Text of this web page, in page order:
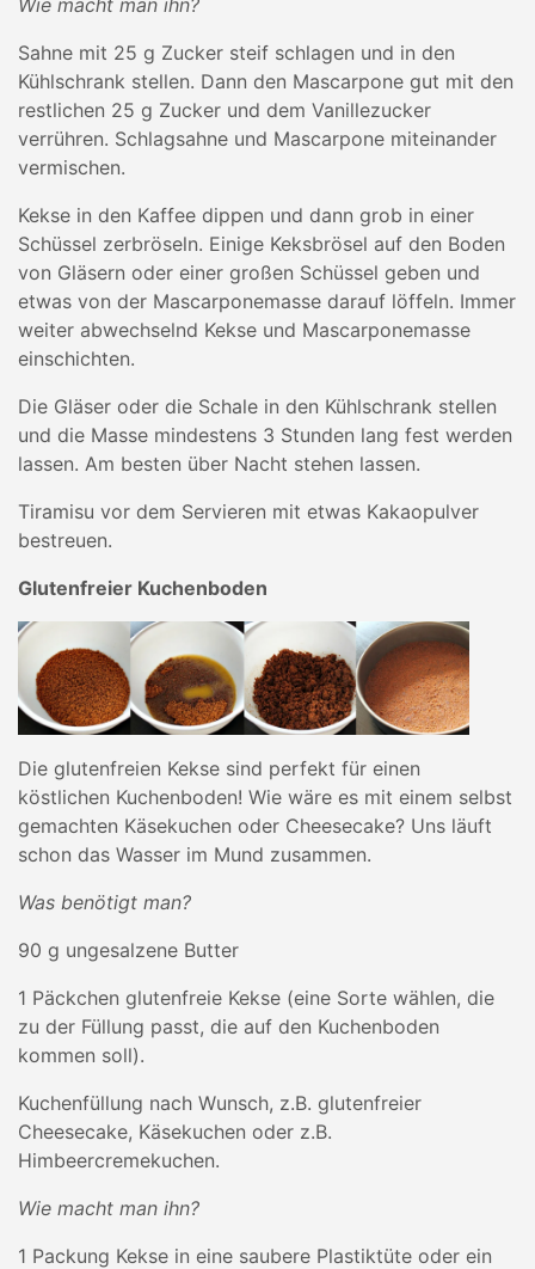
Wie macht man ihn?
Sahne mit 25 g Zucker steif schlagen und in den
Kühlschrank stellen. Dann den Mascarpone gut mit den
restlichen 25 g Zucker und dem Vanillezucker
verrühren. Schlagsahne und Mascarpone miteinander
vermischen.
Kekse in den Kaffee dippen und dann grob in einer
Schüssel zerbröseln. Einige Keksbrösel auf den Boden
von Gläsern oder einer großen Schüssel geben und
etwas von der Mascarponemasse darauf löffeln. Immer
weiter abwechselnd Kekse und Mascarponemasse
einschichten.
Die Gläser oder die Schale in den Kühlschrank stellen
und die Masse mindestens 3 Stunden lang fest werden
lassen. Am besten über Nacht stehen lassen.
Tiramisu vor dem Servieren mit etwas Kakaopulver
bestreuen.
Glutenfreier Kuchenboden
Die glutenfreien Kekse sind perfekt für einen
köstlichen Kuchenboden! Wie wäre es mit einem selbst
gemachten Käsekuchen oder Cheesecake? Uns läuft
schon das Wasser im Mund zusammen.
Was benötigt man?
90 g ungesalzene Butter
1 Päckchen glutenfreie Kekse (eine Sorte wählen, die
zu der Füllung passt, die auf den Kuchenboden
kommen soll).
Kuchenfüllung nach Wunsch, z.B. glutenfreier
Cheesecake, Käsekuchen oder z.B.
Himbeercremekuchen.
Wie macht man ihn?
1 Packung Kekse in eine saubere Plastiktüte oder ein